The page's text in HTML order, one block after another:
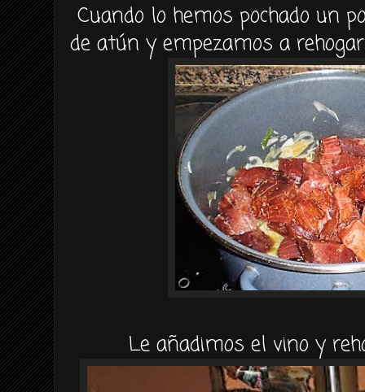
Cuando lo hemos pochado un
deatún y empezamos a rehogar
Le añadimos el vino y